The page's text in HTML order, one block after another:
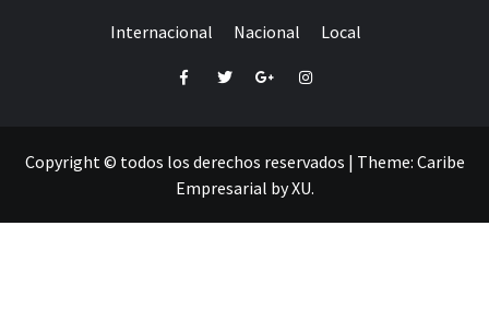
Internacional Nacional Local
FacebookTwitterGoogle+Instagram
Copyright © todos los derechos reservados | Theme: Caribe
Empresarial byXU.